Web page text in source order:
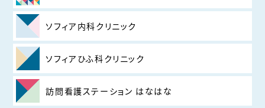
ソフィア内科クリニック
ソフィアひふ科クリニック
訪問看護ステーション はなはな